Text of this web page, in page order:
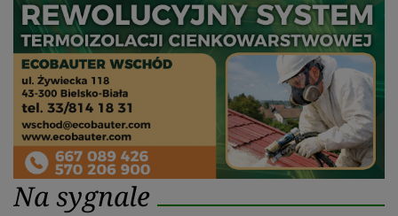
Na sygnale